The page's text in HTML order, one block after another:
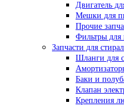
Двигатель
Мешки для
Прочие
Фильтры для
Запчасти для
Шланги для
Баки и
Клапан
Крепления